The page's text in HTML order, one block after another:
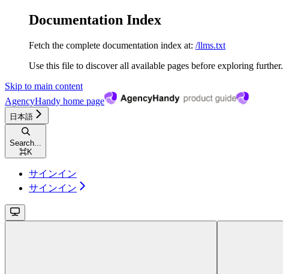
Documentation Index
Fetch the complete documentation index at: /llms.txt
Use this file to discover all available pages before exploring further.
Skip to main content
AgencyHandy home page
日本語
Search...
⌘K
サインイン
サインイン